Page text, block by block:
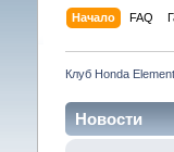
Начало FAQ
Клуб Honda
Новости